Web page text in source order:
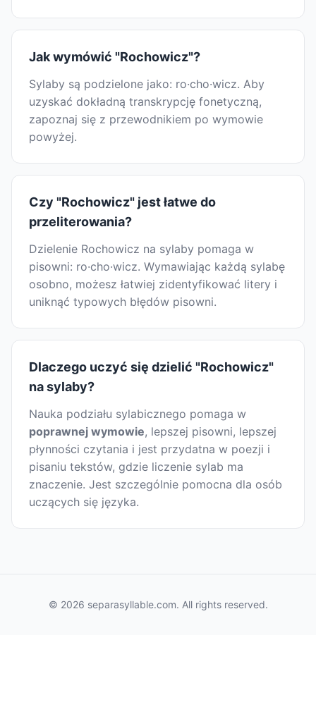
Jak wymówić "Rochowicz"?
Sylaby są podzielone jako: ro·cho·wicz. Aby
uzyskać dokładną transkrypcję fonetyczną,
zapoznaj się z przewodnikiem po wymowie
powyżej.
Czy "Rochowicz" jest łatwe do
przeliterowania?
Dzielenie Rochowicz na sylaby pomaga w
pisowni: ro·cho·wicz. Wymawiając każdą sylabę
osobno, możesz łatwiej zidentyfikować litery i
uniknąć typowych błędów pisowni.
Dlaczego uczyć się dzielić "Rochowicz"
na sylaby?
Nauka podziału sylabicznego pomaga w
poprawnej wymowie, lepszej pisowni, lepszej
płynności czytania i jest przydatna w poezji i
pisaniu tekstów, gdzie liczenie sylab ma
znaczenie. Jest szczególnie pomocna dla osób
uczących się języka.
© 2026 separasyllable.com. All rights reserved.